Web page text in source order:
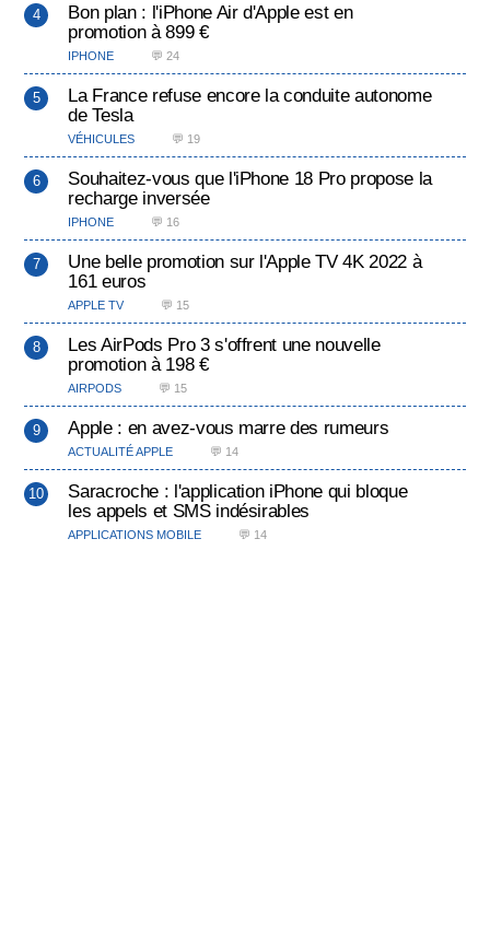
Bon plan : l'iPhone Air d'Apple est en
promotion à 899 €
IPHONE 💬 24
La France refuse encore la conduite autonome
de Tesla
VÉHICULES 💬 19
Souhaitez-vous que l'iPhone 18 Pro propose la
recharge inversée
IPHONE 💬 16
Une belle promotion sur l'Apple TV 4K 2022 à
161 euros
APPLE TV 💬 15
Les AirPods Pro 3 s'offrent une nouvelle
promotion à 198 €
AIRPODS 💬 15
Apple : en avez-vous marre des rumeurs
ACTUALITÉ APPLE 💬 14
Saracroche : l'application iPhone qui bloque
les appels et SMS indésirables
APPLICATIONS MOBILE 💬 14